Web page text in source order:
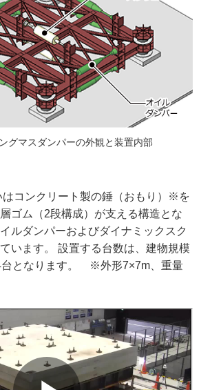
グマスダンパーの外観と装置内部
はコンクリート製の錘（おもり）※を
ゴム（2段構成）が支える構造とな
ルダンパーおよびダイナミックスク
います。 設置する台数は、建物規模
台となります。 ※外形7×7m、重量